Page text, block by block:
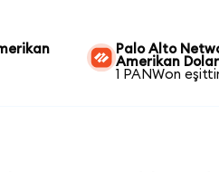
Palo Alto
Amerikan
1 PANWon